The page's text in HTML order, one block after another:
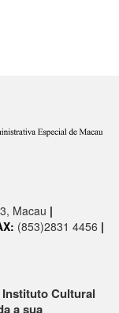
Macau |
(853)2831 4456 |
Cultural
a sua